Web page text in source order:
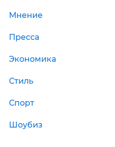
Мнение
Пресса
Экономика
Стиль
Спорт
Шоубиз